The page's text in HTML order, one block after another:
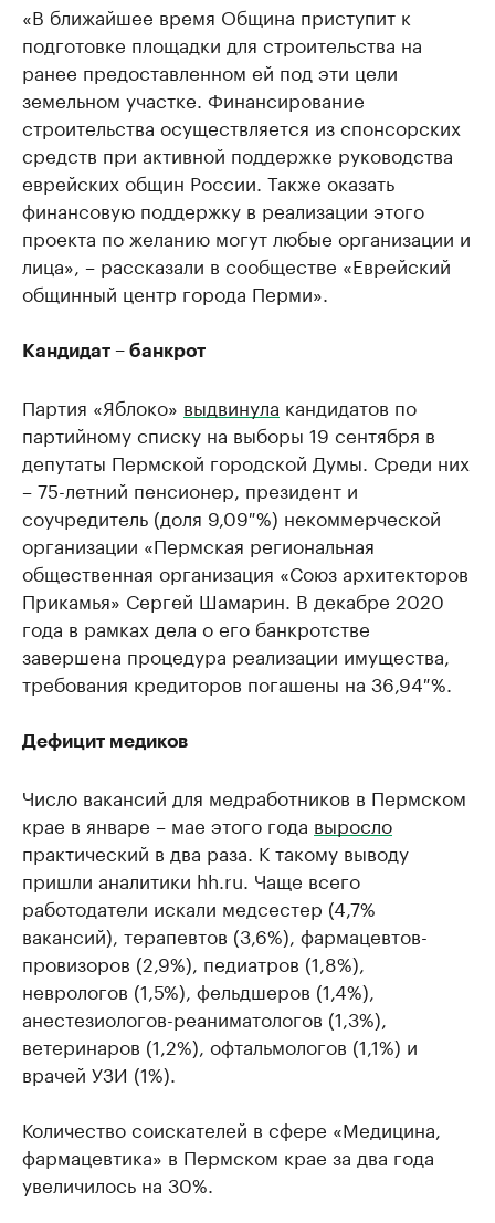
«В ближайшее время Община приступит к
подготовке площадки для строительства на
ранее предоставленном ей под эти цели
земельном участке. Финансирование
строительства осуществляется из спонсорских
средств при активной поддержке руководства
еврейских общин России. Также оказать
финансовую поддержку в реализации этого
проекта по желанию могут любые организации и
лица», – рассказали в сообществе «Еврейский
общинный центр города Перми».
Кандидат – банкрот
Партия «Яблоко» выдвинула кандидатов по
партийному списку на выборы 19 сентября в
депутаты Пермской городской Думы. Среди них
– 75-летний пенсионер, президент и
соучредитель (доля 9,09 %) некоммерческой
организации «Пермская региональная
общественная организация «Союз архитекторов
Прикамья» Сергей Шамарин. В декабре 2020
года в рамках дела о его банкротстве
завершена процедура реализации имущества,
требования кредиторов погашены на 36,94 %.
Дефицит медиков
Число вакансий для медработников в Пермском
крае в январе – мае этого года выросло
практический в два раза. К такому выводу
пришли аналитики hh.ru. Чаще всего
работодатели искали медсестер (4,7%
вакансий), терапевтов (3,6%), фармацевтов-
провизоров (2,9%), педиатров (1,8%),
неврологов (1,5%), фельдшеров (1,4%),
анестезиологов-реаниматологов (1,3%),
ветеринаров (1,2%), офтальмологов (1,1%) и
врачей УЗИ (1%).
Количество соискателей в сфере «Медицина,
фармацевтика» в Пермском крае за два года
увеличилось на 30%.